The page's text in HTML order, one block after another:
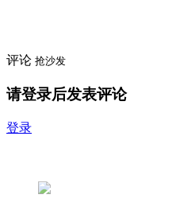
评论 抢沙发
请登录后发表评论
登录